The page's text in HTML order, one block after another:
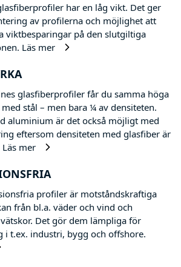
har en låg vikt. Det ger
av profilerna och möjlighet att
viktbesparingar på den slutgiltiga
Läs mer
glasfiberprofiler får du samma höga
stål – men bara ¼ av densiteten.
aluminium är det också möjligt med
eftersom densiteten med glasfiber är
Läs mer
profiler är motståndskraftiga
från bl.a. väder och vind och
Det gör dem lämpliga för
i t.ex. industri, bygg och offshore.